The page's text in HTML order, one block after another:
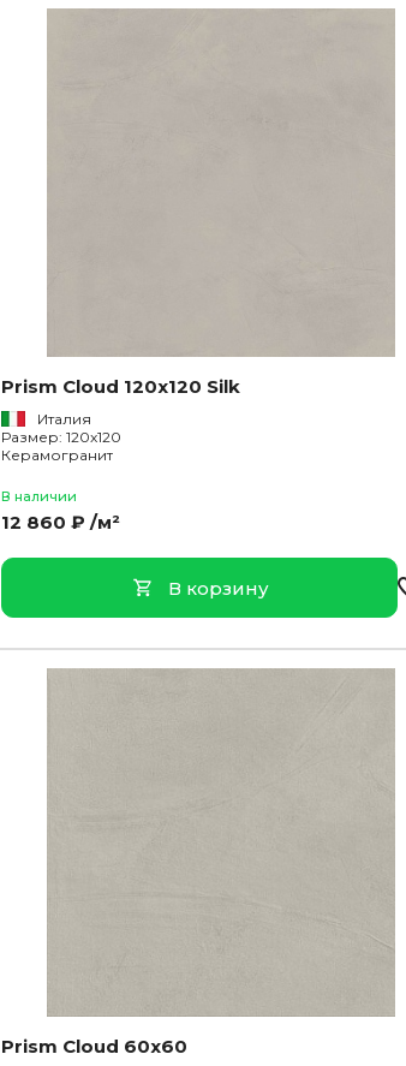
Prism Cloud 120x120 Silk
Италия
Размер: 120x120
Керамогранит
В наличии
12 860 ₽ /м²
В корзину
Prism Cloud 60x60